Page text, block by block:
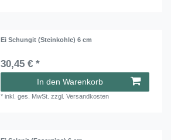
Ei Schungit (Steinkohle) 6 cm
30,45 € *
In den Warenkorb
*inkl. ges. MwSt. zzgl.Versandkosten